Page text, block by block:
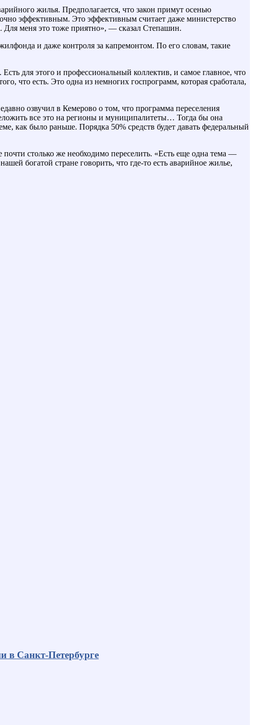
жилья. Предполагается, что закон примут осенью
эффективным. Это эффективным считает даже министерство
Для меня это тоже приятно», — сказал Степашин.
и даже контроля за капремонтом. По его словам, такие
для этого и профессиональный коллектив, и самое главное, что
что есть. Это одна из немногих госпрограмм, которая сработала,
озвучил в Кемерово о том, что программа переселения
все это на регионы и муниципалитеты… Тогда бы она
как было раньше. Порядка 50% средств будет давать федеральный
столько же необходимо переселить. «Есть еще одна тема —
богатой стране говорить, что где-то есть аварийное жилье,
в Санкт-Петербурге